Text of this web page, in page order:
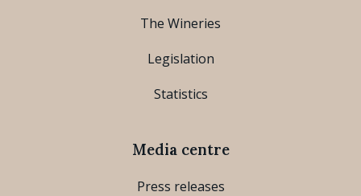
The Wineries
Legislation
Statistics
Media centre
Press releases